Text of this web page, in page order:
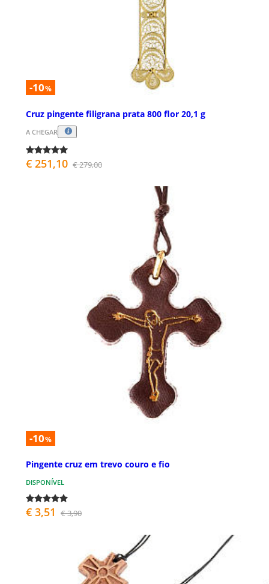
-10%
Cruz pingente filigrana prata 800 flor 20,1 g
A CHEGAR
€ 251,10 € 279,00
-10%
Pingente cruz em trevo couro e fio
DISPONÍVEL
€ 3,51 € 3,90